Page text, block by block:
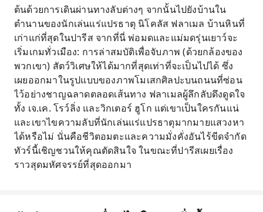
ต้นด้วยการเดินผ่านทางลับต่างๆ จากนั้นไปยังบ้านใน
ตำนานของนักเล่นแร่แปรธาตุ นิโคลัส ฟลาเมล บ้านหินที่
เก่าแก่ที่สุดในปารีส จากที่นี่ พ่อมดและแม่มดรุ่นเยาว์จะ
เริ่มเกมทั่วเมือง: การล่าสมบัติเพื่อจับภาพ (ด้วยกล้องของ
พวกเขา) สัตว์วิเศษให้ได้มากที่สุดเท่าที่จะเป็นไปได้ ซึ่ง
เผยออกมาในรูปแบบของภาพโมเสกศิลปะบนถนนที่ซ่อน
ไว้อย่างชาญฉลาดตลอดเส้นทาง ฟลาเมลผู้ลึกลับดึงดูดใจ
ทั้ง เจ.เค. โรว์ลิ่ง และวิกเตอร์ ฮูโก แต่เขาเป็นใครกันแน่
และเขาไขความลับที่นักเล่นแร่แปรธาตุมากมายแสวงหา
ได้หรือไม่ นั่นคือชีวิตอมตะและความมั่งคั่งอันไร้ขีดจำกัด
ทัวร์นี้เชิญชวนให้คุณตัดสินใจ ในขณะที่ปารีสเผยเรื่อง
ราวสุดมหัศจรรย์ที่สุดออกมา